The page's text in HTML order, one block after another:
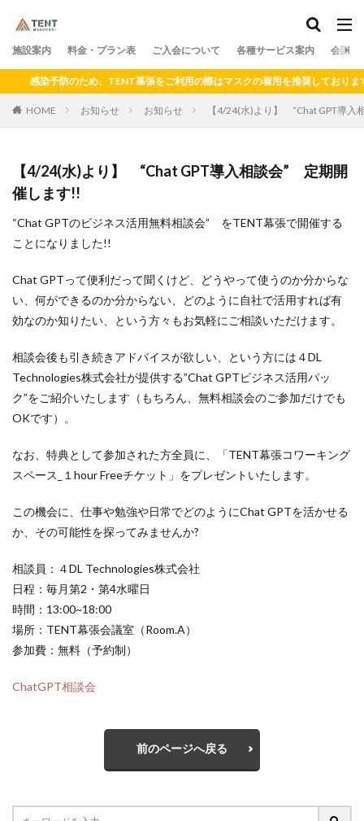
施設案内 料金・プラン表 ご入会について 各種サービス案内 会議室
感染予防のため、TENT幕張をご利用の際はマスクの着用を推奨しております
HOME お知らせ お知らせ 【4/24(水)より】 “Chat GPT導
【4/24(水)より】 “Chat GPT導入相談会” 定期開
催します!!
“Chat GPTのビジネス活用無料相談会” をTENT幕張で開催する
ことになりました!!
Chat GPTって便利だって聞くけど、どうやって使うのか分からな
い、何ができるのか分からない、どのように自社で活用すれば有
効なのか知りたい、という方々もお気軽にご相談いただけます。
相談会後も引き続きアドバイスが欲しい、という方には４DL
Technologies株式会社が提供する”Chat GPTビジネス活用パッ
ク”をご紹介いたします（もちろん、無料相談会のご参加だけでも
OKです）。
なお、特典として参加された方全員に、「TENT幕張コワーキング
スペース_１hour Freeチケット」をプレゼントいたします。
この機会に、仕事や勉強や日常でどのようにChat GPTを活かせる
か、その可能性を探ってみませんか?
相談員：４DL Technologies株式会社
日程：毎月第2・第4水曜日
時間：13:00~18:00
場所：TENT幕張会議室（Room.A）
参加費：無料（予約制）
ChatGPT相談会
前のページへ戻る
カテゴリー